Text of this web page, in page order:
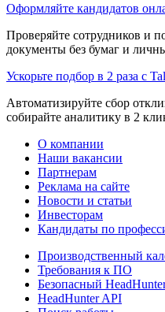
Оформляйте кандидатов
Проверяйте сотрудников и
документы без бумаг и
Ускорьте подбор в 2 раза с
Автоматизируйте сбор
собирайте аналитику в 2
О компании
Наши вакансии
Партнерам
Реклама на сайте
Новости и статьи
Инвесторам
Кандидаты по
Производственный
Требования к ПО
Безопасный
HeadHunter API